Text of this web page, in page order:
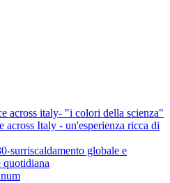
across italy- "i colori della scienza"
across Italy - un'esperienza ricca di
surriscaldamento globale e
quotidiana